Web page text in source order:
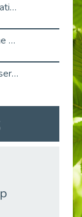
Travailler autrement : Le défi de l'intégration des maladies chroniques en entreprise
Primark recrute avec Cap Emploi 92, une matinée couronnée de succès !
Job Dating de Colombes – Emploi et Insertion
Aborder l'entretien et la situation de handicap en toute confiance
Retour sur l’atelier « Optimiser sa recherche d’emploi »